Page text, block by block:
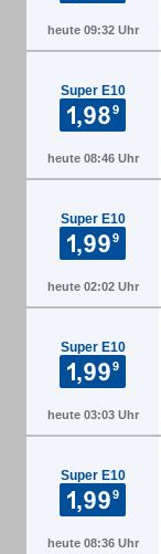
heute 09:32 Uhr
Super E10
heute 08:46 Uhr
Super E10
heute 02:02 Uhr
Super E10
heute 03:03 Uhr
Super E10
heute 08:36 Uhr